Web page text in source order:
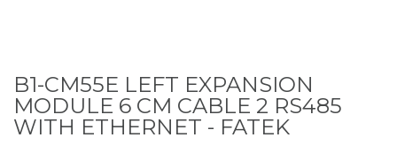
B1-CM55E LEFT EXPANSION
MODULE 6 CM CABLE 2 RS485
WITH ETHERNET - FATEK